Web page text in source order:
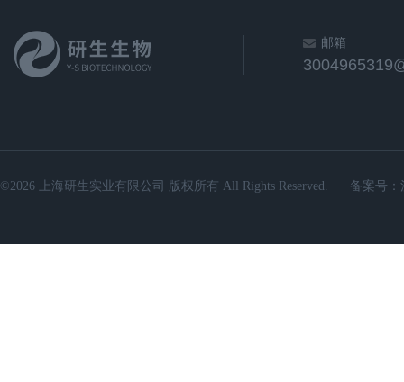
邮箱
©2026 上海研生实业有限公司 版权所有 All Rights Reserved. 备案号：